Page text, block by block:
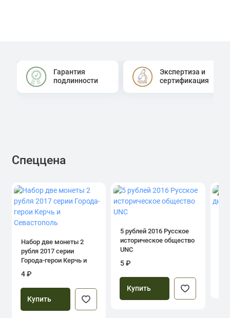
Гарантия
подлинности
Экспертиза и
сертификация
Спеццена
Набор две монеты 2
рубля 2017 серии
Города-герои Керчь и
4 ₽
Купить
5 рублей 2016 Русское
историческое общество
UNC
5 ₽
Купить
4.0